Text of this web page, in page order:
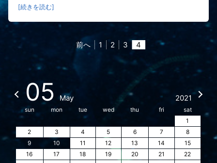
[続きを読む]
前へ 1 2 3 4
05 May 2021
sun mon tue wed thu fri
sat
1
2
3 4 5 6 7
8
9
10 11 12 13 14
15
16
17 18 19 20 21
22